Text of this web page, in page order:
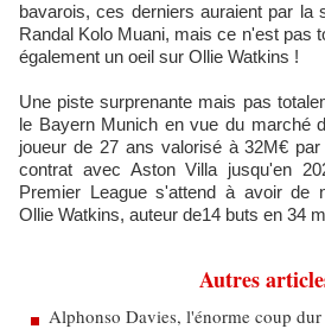
bavarois, ces derniers auraient par la
Randal Kolo Muani, mais ce n'est pas
également un oeil sur Ollie Watkins !
Une piste surprenante mais pas
le Bayern Munich en vue du marché
joueur de 27 ans valorisé à 32M€ par
contrat avec Aston Villa jusqu'en
Premier League s'attend à avoir de
Ollie Watkins, auteur de14 buts en 34
Autres
Alphonso Davies, l'énorme coup